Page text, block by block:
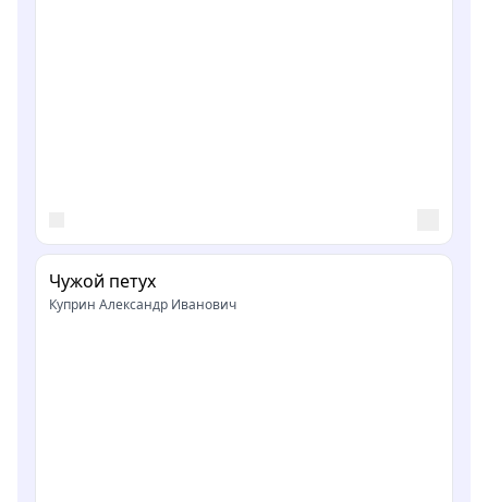
Чужой петух
Куприн Александр Иванович